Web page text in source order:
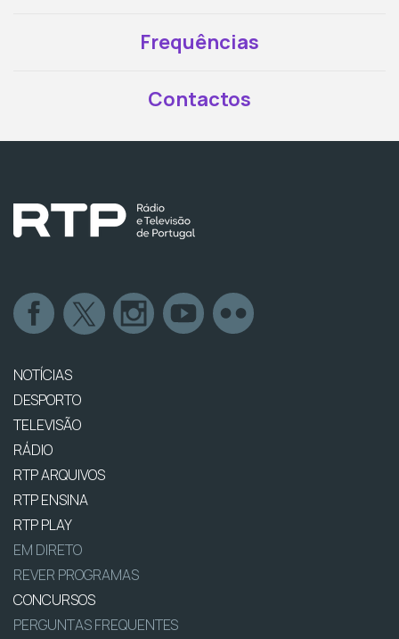
Frequências
Contactos
NOTÍCIAS
DESPORTO
TELEVISÃO
RÁDIO
RTP ARQUIVOS
RTP ENSINA
RTP PLAY
EM DIRETO
REVER PROGRAMAS
CONCURSOS
PERGUNTAS FREQUENTES